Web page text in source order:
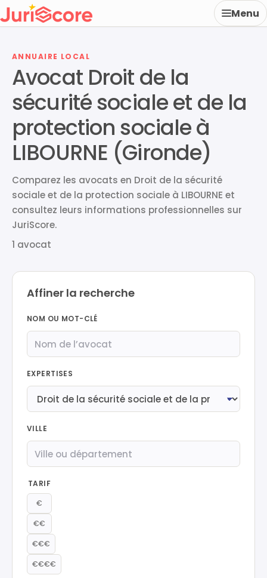
Menu
ANNUAIRE LOCAL
Avocat Droit de la
sécurité sociale et de la
protection sociale à
LIBOURNE (Gironde)
Comparez les avocats en Droit de la sécurité
sociale et de la protection sociale à LIBOURNE et
consultez leurs informations professionnelles sur
JuriScore.
1 avocat
Affiner la recherche
NOM OU MOT-CLÉ
EXPERTISES
VILLE
TARIF
€
€€
€€€
€€€€